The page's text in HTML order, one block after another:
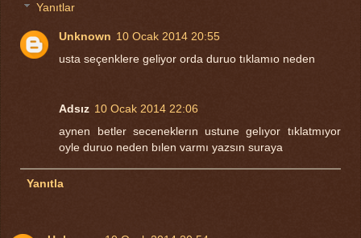
Yanıtlar
Unknown 10 Ocak 2014 20:55
usta seçenklere geliyor orda duruo tıklamıo neden
Adsız 10 Ocak 2014 22:06
aynen betler seceneklerın ustune gelıyor tıklatmıyor
oyle duruo neden bılen varmı yazsın suraya
Yanıtla